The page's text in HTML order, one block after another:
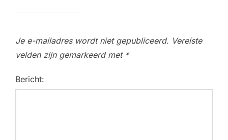
Je e-mailadres wordt niet gepubliceerd. Vereiste
velden zijn gemarkeerd met *
Bericht: